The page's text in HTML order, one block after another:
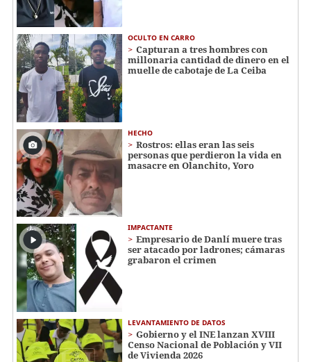
OCULTO EN CARRO
Capturan a tres hombres con
millonaria cantidad de dinero en el
muelle de cabotaje de La Ceiba
HECHO
Rostros: ellas eran las seis
personas que perdieron la vida en
masacre en Olanchito, Yoro
IMPACTANTE
Empresario de Danlí muere tras
ser atacado por ladrones; cámaras
grabaron el crimen
LEVANTAMIENTO DE DATOS
Gobierno y el INE lanzan XVIII
Censo Nacional de Población y VII
de Vivienda 2026